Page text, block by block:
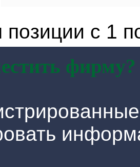
с 1
фирму?